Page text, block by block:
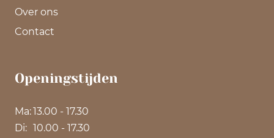
Openingstijden
Ma:
Di:
13.00 - 17.30
10.00 - 17.30
Over ons
Contact